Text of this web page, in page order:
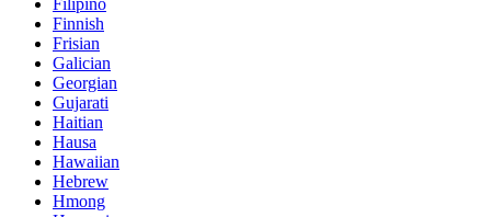
Filipino
Finnish
Frisian
Galician
Georgian
Gujarati
Haitian
Hausa
Hawaiian
Hebrew
Hmong